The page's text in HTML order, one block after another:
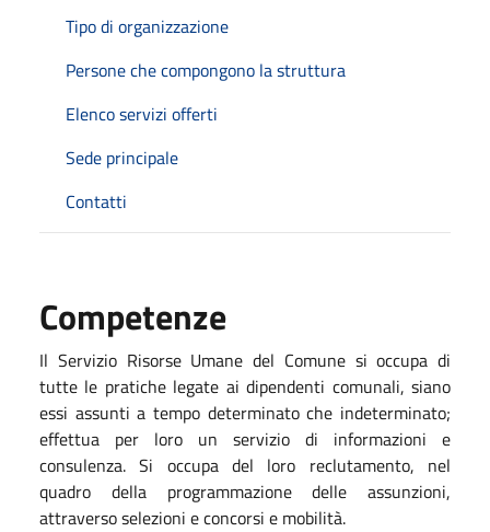
Tipo di organizzazione
Persone che compongono la struttura
Elenco servizi offerti
Sede principale
Contatti
Competenze
Il Servizio Risorse Umane del Comune si occupa di
tutte le pratiche legate ai dipendenti comunali, siano
essi assunti a tempo determinato che indeterminato;
effettua per loro un servizio di informazioni e
consulenza. Si occupa del loro reclutamento, nel
quadro della programmazione delle assunzioni,
attraverso selezioni e concorsi e mobilità.